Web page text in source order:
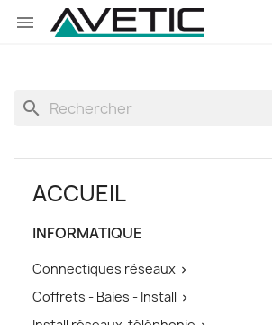

search
ACCUEIL
INFORMATIQUE
Connectiques réseaux 
Coffrets - Baies - Install 